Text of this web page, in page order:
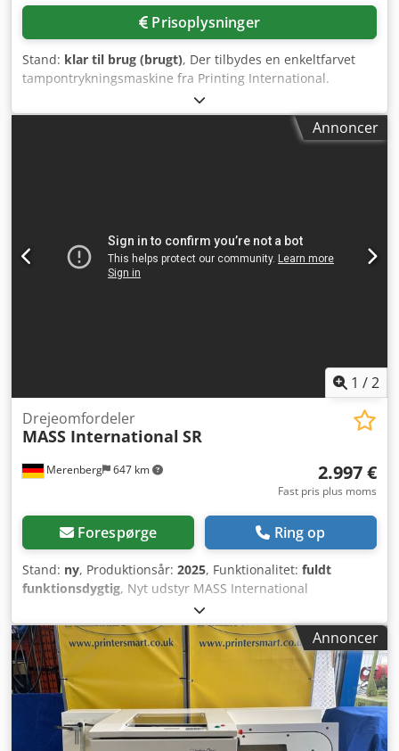
Let knivskifte • Vakuumzoner aktiveres med et klik Hurtig
tilbagebetaling • Lave omkostninger med høj merværdi •
moduler (ikke inkl.) • Høj hastighed • Konstant præcision
Data: • Korte skæretider takket være høj
positioneringshastighed op til 90 m/min •
Repeteringsnøjagtighed +/- 0,25 mm • Skærer enkelt- eller
flerlags • Velegnet til plademateriale og rullevarer (kan
Prisoplysninger
Stand: klar til brug (brugt), Der tilbydes en enkeltfarvet
tampontrykningsmaskine fra Printing International.
Klisjéens størrelse: 100 mm/100 mm, maks. emnestørrelse:
ca. 130 mm/170 mm, maks. trykbilleddiameter: ca. 60 mm,
maks. tampontak: 100 mm, maks. cyklushastighed: 1200
Annoncer
1 /2
Merenberg 647 km
Drejeomfordeler
MASS International SR
2.997 €
Fast pris plus moms
Forespørge Ring op
Stand: ny, Produktionsår: 2025, Funktionalitet: fuldt
funktionsdygtig, Nyt udstyr MASS International
Drejekonsol SR Dodszkr D Hspfx An Nskr
Touchskærmsstyring Motor 400V, 50Hz 360°
arbejdsområde Trinløs højde- og hældningsjustering
Styring via frit indstillelige tidsintervaller eller via
potentialfrie kontakter højdejusterbar udleveringshøjde
1100 – 1400 mm højdejusterbar afleveringshøjde 600 – 900
mm bredde på tragten 500 mm, indsnævres til 200 mm
samlet bredde 500 mm
Annoncer